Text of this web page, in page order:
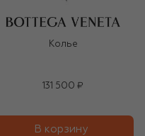
Колье
131 500 ₽
В корзину